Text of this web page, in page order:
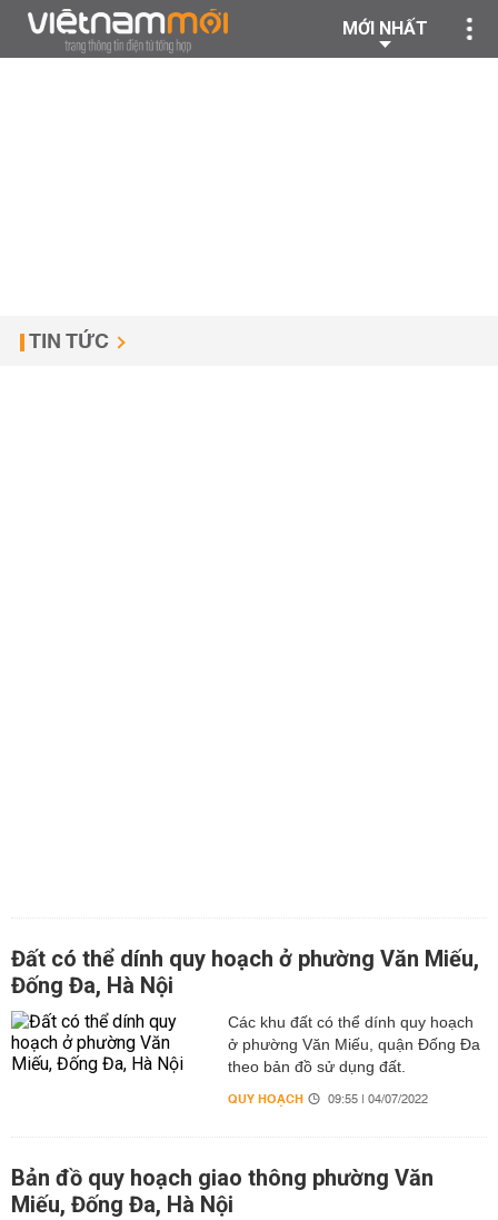
MỚI NHẤT
TIN TỨC
Đất có thể dính quy hoạch ở phường Văn Miếu,
Đống Đa, Hà Nội
Các khu đất có thể dính quy hoạch
ở phường Văn Miếu, quận Đống Đa
theo bản đồ sử dụng đất.
QUY HOẠCH 09:55 | 04/07/2022
Bản đồ quy hoạch giao thông phường Văn
Miếu, Đống Đa, Hà Nội